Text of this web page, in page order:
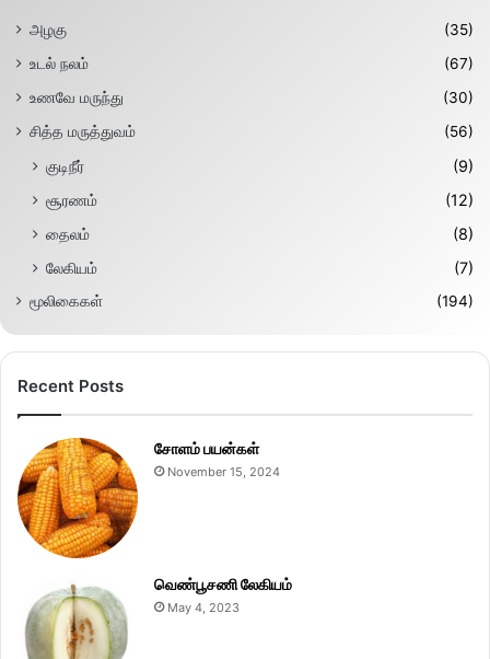
அழகு
(35)
உடல் நலம்
(67)
உணவே மருந்து
(30)
சித்த மருத்துவம்
(56)
குடிநீர்
(9)
சூரணம்
(12)
தைலம்
(8)
லேகியம்
(7)
மூலிகைகள் (194)
Recent Posts
சோளம் பயன்கள்
November 15, 2024
வெண்பூசணி லேகியம்
May 4, 2023